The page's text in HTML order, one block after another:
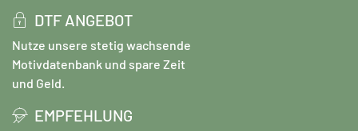
DTF ANGEBOT
Nutze unsere stetig wachsende
Motivdatenbank und spare Zeit
und Geld.
EMPFEHLUNG